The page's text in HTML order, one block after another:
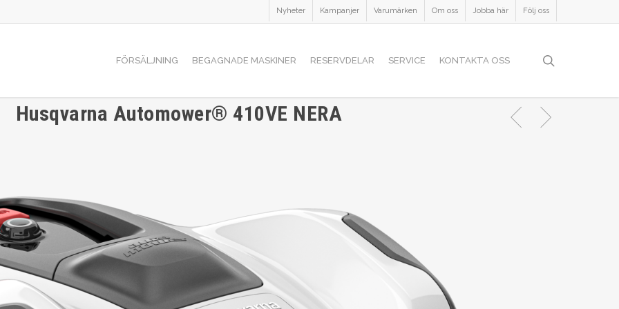
Nyheter Kampanjer Varumärken Om oss Jobba här Följ oss
FÖRSÄLJNING BEGAGNADE MASKINER RESERVDELAR SERVICE KONTAKTA OSS
Husqvarna Automower® 410VE NERA